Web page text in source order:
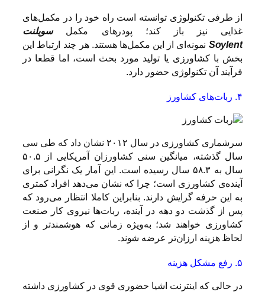
از طرفی تکنولوژی توانسته است راه خود را در مکمل‌های
غذایی نیز باز کند؛ پودرهای مکملسویلنت
Soylent نمونه‌ای از این مکمل‌ها هستند. هر چند ارتباط این
بخش با کشاورزی یا تولید مورد بحث است، اما قطعا در
فرآیند آن تکنولوژی حضور دارد.
۴. ربات‌های کشاورز
سرشماری کشاورزی در سال ۲۰۱۲
نشان داد که طی سی
سال گذشته، میانگین سنی کشاورزان آمریکایی از ۵۰.۵
سال به ۵۸.۳ سال رسیده است. این آمار یک نگرانی برای
آینده‌ی کشاورزی است؛ چرا که نشان می‌دهد افراد کمتری
به این حرفه گرایش دارند. بنابراین کاملا انتظار می‌رود که
پس از گذشت دو دهه در آینده، ربات‌ها نیروی کار صنعت
کشاورزی خواهند شد؛ به‌ویژه زمانی که هوشمندتر و از
لحاظ هزینه ارزان‌تر عرضه شوند.
۵. رفع مشکل هزینه
در حالی که اینترنت اشیا حضوری قوی در کشاورزی داشته